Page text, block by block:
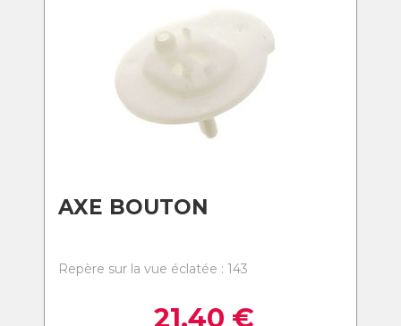
AXE BOUTON
Repère sur la vue éclatée : 143
21,40 €